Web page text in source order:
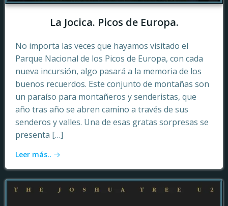
La Jocica. Picos de Europa.
No importa las veces que hayamos visitado el
Parque Nacional de los Picos de Europa, con cada
nueva incursión, algo pasará a la memoria de los
buenos recuerdos. Este conjunto de montañas son
un paraíso para montañeros y senderistas, que
año tras año se abren camino a través de sus
senderos y valles. Una de esas gratas sorpresas se
presenta […]
Leer más..